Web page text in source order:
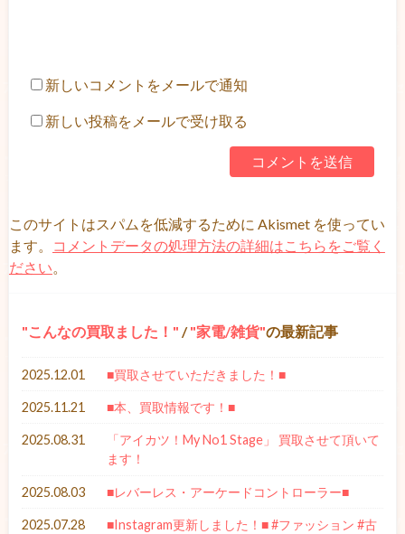
新しいコメントをメールで通知
新しい投稿をメールで受け取る
このサイトはスパムを低減するために Akismet を使ってい
ます。
コメントデータの処理方法の詳細はこちらをご覧く
ださい。
こんなの買取ました！ / 家電/雑貨 の最新記事
2025.12.01 ■買取させていただきました！■
2025.11.21 ■本、買取情報です！■
2025.08.31
「アイカツ！My No1 Stage」 買取させて頂いて
ます！
2025.08.03 ■レバーレス・アーケードコントローラー■
2025.07.28
■Instagram更新しました！■ #ファッション #古